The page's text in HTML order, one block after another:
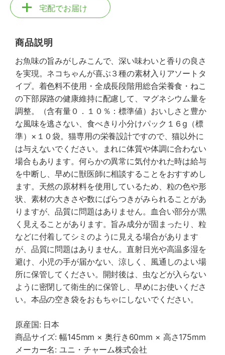
宅配でお届け
商品説明
お魚味の旨みがしみこんで、深い味わいと香りの良さ
を実現。ネコちゃんが喜ぶ３種の素材入りアソートタ
イプ。着色料不使用・全成長段階用総合栄養食・ねこ
の下部尿路の健康維持に配慮して、マグネシウム量を
調整。（含有量０．１０％：標準値）おいしさと豊か
な風味を逃さない、食べきり小分けパック１６g（標
準）×１０袋。猫専用の栄養設計ですので、猫以外に
は与えないでください。まれに体質や体調に合わない
場合もあります。何らかの異常に気付かれた時は給与
を中断し、早めに獣医師に相談することをおすすめし
ます。天然の原材料を使用しているため、粒の色や形
状、素材の大きさや数にばらつきがみられることがあ
りますが、品質に問題はありません。血合い部分が黒
く見えることがあります。旨み成分が固まったり、粒
などに付着してシミのように見える場合があります
が、品質に問題はありません。直射日光や高温多湿を
避け、小児の手が届かない、涼しく、風通しのよい場
所に保管してください。開封後は、虫などが入らない
ように密閉して衛生的に保管し、早めにお使いくださ
い。本品の空き袋をおもちゃにしないでください。
原産国: 日本
商品サイズ: 幅145mm × 奥行き60mm × 高さ175mm
メーカー名: ユニ・チャーム株式会社